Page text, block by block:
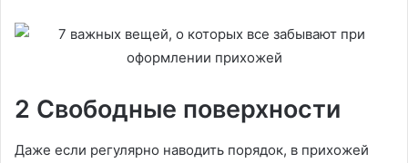
2 Свободные поверхности
Даже если регулярно наводить порядок, в прихожей